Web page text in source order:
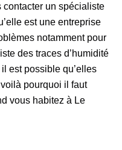
contacter un spécialiste
est une entreprise
notamment pour
des traces d’humidité
est possible qu’elles
pourquoi il faut
vous habitez à Le